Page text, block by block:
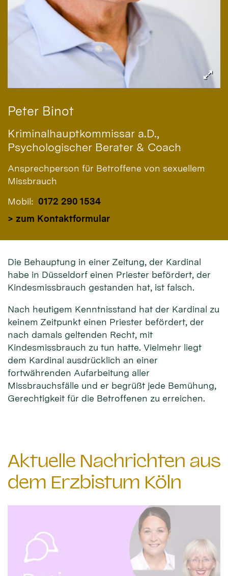
Peter Binot
Kriminalhauptkommissar a.D.,
Psychologischer Berater & Coach
Ansprechperson für Betroffene von sexuellem
Missbrauch
Mobil: 0172 290 1534
> zum Kontaktformular
Die Behauptung in einer Zeitung, der Kardinal
habe in Düsseldorf einen Priester befördert, der
Kindesmissbrauch gestanden hat, ist falsch.
Nach heutigem Kenntnisstand hat der Kardinal zu
keinem Zeitpunkt einen Priester befördert, der
nach damals geltenden Recht, mit
Kindesmissbrauch zu tun hatte. Vielmehr liegt
dem Kardinal ausdrücklich an einer
fortwährenden Aufarbeitung aller
Missbrauchsfälle und er begrüßt jede Bemühung,
Gerechtigkeit für die Betroffenen zu erreichen.
Aktuelle Nachrichten aus
dem Erzbistum Köln